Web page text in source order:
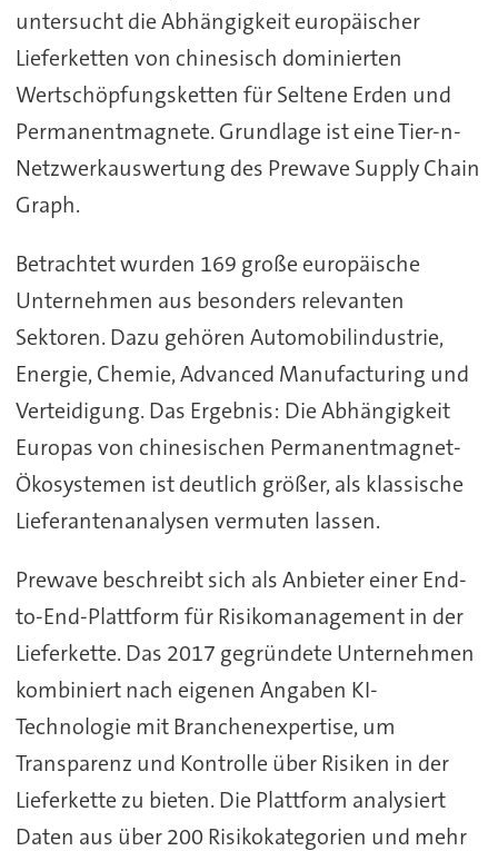
untersucht die Abhängigkeit europäischer
Lieferketten von chinesisch dominierten
Wertschöpfungsketten für Seltene Erden und
Permanentmagnete. Grundlage ist eine Tier-n-
Netzwerkauswertung des Prewave Supply Chain
Graph.
Betrachtet wurden 169 große europäische
Unternehmen aus besonders relevanten
Sektoren. Dazu gehören Automobilindustrie,
Energie, Chemie, Advanced Manufacturing und
Verteidigung. Das Ergebnis: Die Abhängigkeit
Europas von chinesischen Permanentmagnet-
Ökosystemen ist deutlich größer, als klassische
Lieferantenanalysen vermuten lassen.
Prewave beschreibt sich als Anbieter einer End-
to-End-Plattform für Risikomanagement in der
Lieferkette. Das 2017 gegründete Unternehmen
kombiniert nach eigenen Angaben KI-
Technologie mit Branchenexpertise, um
Transparenz und Kontrolle über Risiken in der
Lieferkette zu bieten. Die Plattform analysiert
Daten aus über 200 Risikokategorien und mehr